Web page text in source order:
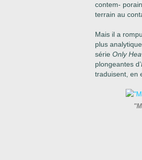
contem-
terrain au
Mais il a
plus
série Only
plongeantes d’
traduisent, en